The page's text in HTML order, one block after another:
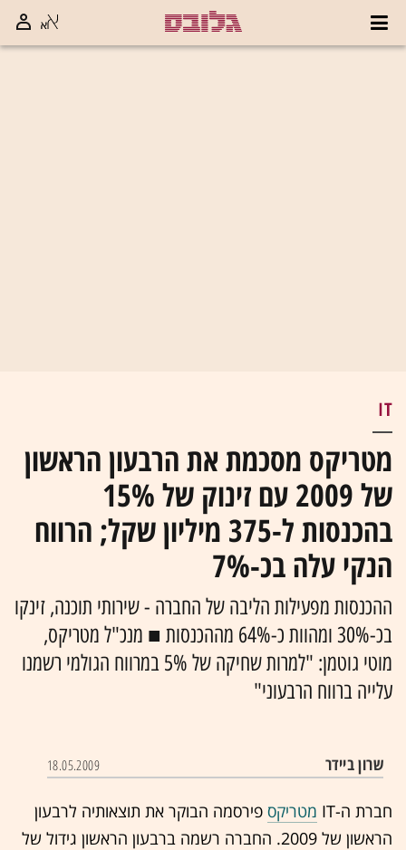
IT
מטריקס מסכמת את הרבעון הראשון
של 2009 עם זינוק של 15%
בהכנסות ל-375 מיליון שקל; הרווח
הנקי עלה בכ-7%
ההכנסות מפעילות הליבה של החברה - שירותי תוכנה, זינקו
בכ-30% ומהוות כ-64% מההכנסות ■ מנכ"ל מטריקס,
מוטי גוטמן: "למרות שחיקה של 5% במרווח הגולמי רשמנו
עלייה ברווח הרבעוני"
שרון ביידר 18.05.2009
חברת ה-IT מטריקס פירסמה הבוקר את תוצאותיה לרבעון
הראשון של 2009. החברה רשמה ברבעון הראשון גידול של